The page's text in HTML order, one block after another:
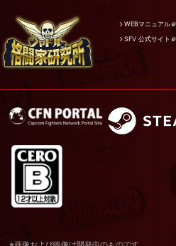
WEBマニュアル
SFV 公式サイト